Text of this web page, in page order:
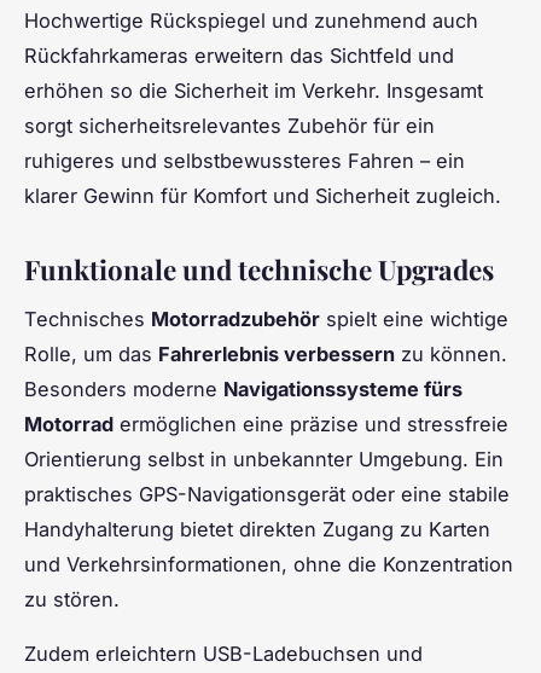
Hochwertige Rückspiegel und zunehmend auch
Rückfahrkameras erweitern das Sichtfeld und
erhöhen so die Sicherheit im Verkehr. Insgesamt
sorgt sicherheitsrelevantes Zubehör für ein
ruhigeres und selbstbewussteres Fahren – ein
klarer Gewinn für Komfort und Sicherheit zugleich.
Funktionale und technische Upgrades
Technisches Motorradzubehör spielt eine wichtige
Rolle, um das Fahrerlebnis verbessern zu können.
Besonders moderne Navigationssysteme fürs
Motorrad ermöglichen eine präzise und stressfreie
Orientierung selbst in unbekannter Umgebung. Ein
praktisches GPS-Navigationsgerät oder eine stabile
Handyhalterung bietet direkten Zugang zu Karten
und Verkehrsinformationen, ohne die Konzentration
zu stören.
Zudem erleichtern USB-Ladebuchsen und